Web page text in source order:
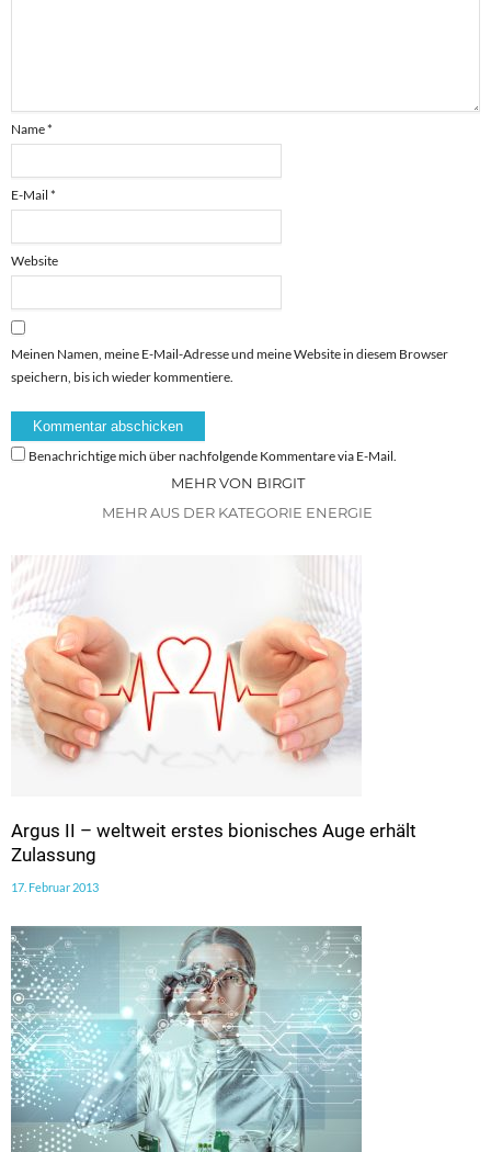
Name*
E-Mail *
Website
Meinen Namen, meine E-Mail-Adresse und meine Website in diesem Browser
speichern, bis ich wieder kommentiere.
Benachrichtige mich über nachfolgende Kommentare via E-Mail.
MEHR VON BIRGIT
MEHR AUS DER KATEGORIE ENERGIE
Argus II – weltweit erstes bionisches Auge erhält
Zulassung
17. Februar 2013